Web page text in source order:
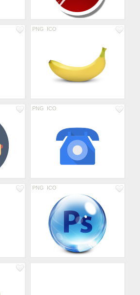
PNG ICO
PNG ICO
PNG ICO